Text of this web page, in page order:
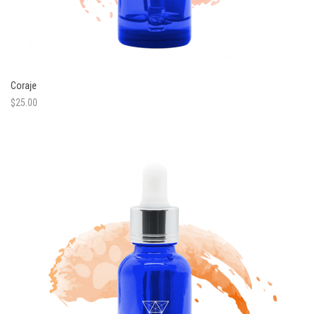
Coraje
$25.00